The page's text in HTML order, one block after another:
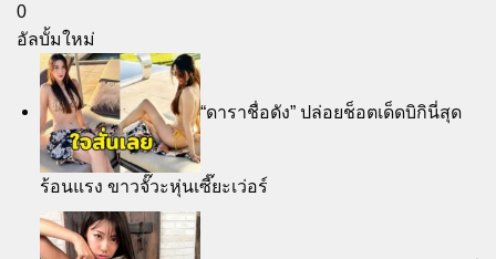
0
อัลบั้มใหม่
“ดาราชื่อดัง” ปล่อยช็อตเด็ดบิกินี่สุด
ร้อนแรง ขาวจั๊วะหุ่นเซี๊ยะเว่อร์